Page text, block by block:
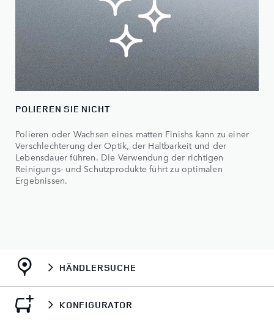
POLIEREN SIE NICHT
Polieren oder Wachsen eines matten Finishs kann zu einer
Verschlechterung der Optik, der Haltbarkeit und der
Lebensdauer führen. Die Verwendung der richtigen
Reinigungs- und Schutzprodukte führt zu optimalen
Ergebnissen.
HÄNDLERSUCHE
KONFIGURATOR